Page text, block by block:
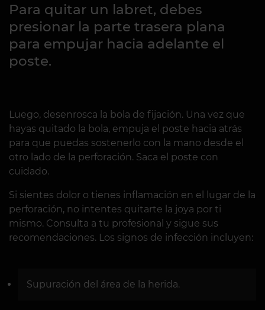
Para quitar un labret, debes
presionar la parte trasera plana
para empujar hacia adelante el
poste.
Luego, desenrosca la bola de fijación. Una vez que
hayas quitado la bola, empuja el poste hacia atrás
para que puedas sostenerlo con la mano desde el
otro lado de la perforación. Saca el poste con
cuidado.
Si sientes dolor o tienes inflamación en el lugar de la
perforación, no intentes quitarte la joya por ti
mismo. Consulta a tu profesional y sigue sus
recomendaciones. Los signos de infección incluyen:
Supuración del área de la herida.